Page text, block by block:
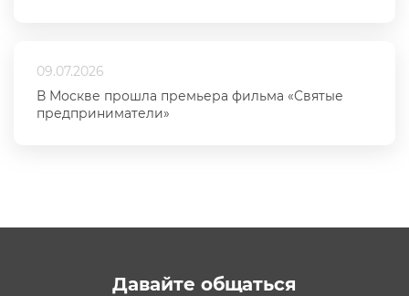
09.07.2026
В Москве прошла премьера фильма «Святые
предприниматели»
Давайте общаться